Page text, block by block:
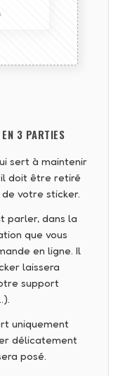
3 PARTIES
sert à maintenir
doit être retiré
votre sticker.
parler, dans la
que vous
en ligne. Il
laissera
support
uniquement
délicatement
posé.